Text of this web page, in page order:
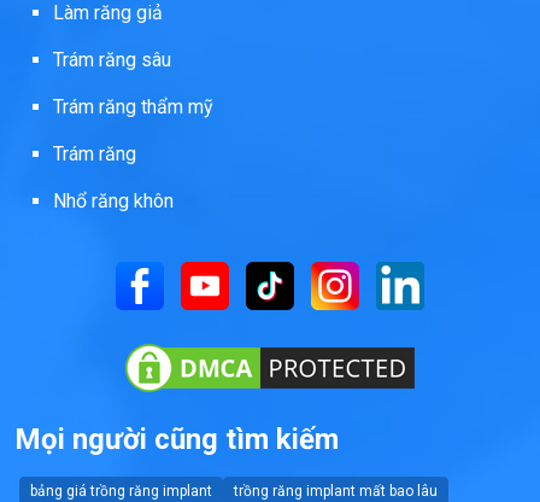
Làm răng giả
Trám răng sâu
Trám răng thẩm mỹ
Trám răng
Nhổ răng khôn
Mọi người cũng tìm kiếm
bảng giá trồng răng implant
trồng răng implant mất bao lâu